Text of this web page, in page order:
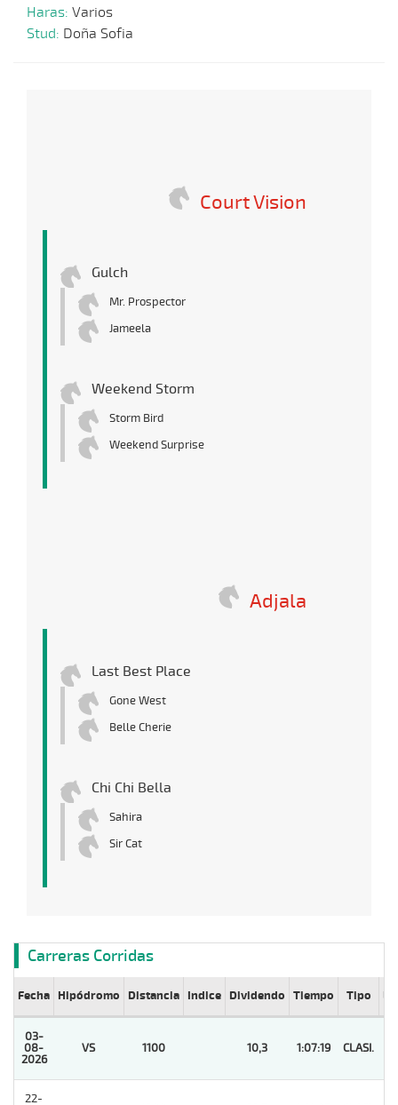
Haras: Varios
Stud: Doña Sofia
Court Vision
Gulch
Mr. Prospector
Jameela
Weekend Storm
Storm Bird
Weekend Surprise
Adjala
Last Best Place
Gone West
Belle Cherie
Chi Chi Bella
Sahira
Sir Cat
Carreras Corridas
Fecha Hipódromo Distancia Indice Dividendo Tiempo Tipo Lº
03-
08-
2026
VS 1100 10,3 1:07:19 CLASI.
22-